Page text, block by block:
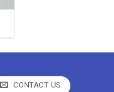
CONTACT US